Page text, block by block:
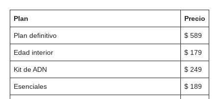
Plan Precio
Plan definitivo $ 589
Edad interior $ 179
Kit de ADN $ 249
Esenciales $ 189